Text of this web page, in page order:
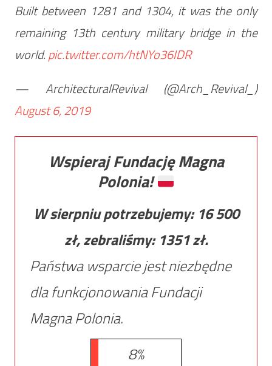
Built between 1281 and 1304, it was the only
remaining 13th century military bridge in the
world.pic.twitter.com/htNYo36IDR
— ArchitecturalRevival (@Arch_Revival_)
August 6, 2019
Wspieraj Fundację Magna
Polonia!
W sierpniu potrzebujemy: 16 500
zł, zebraliśmy: 1351zł.
Państwa wsparcie jest niezbędne
dla funkcjonowania Fundacji
Magna Polonia.
8%